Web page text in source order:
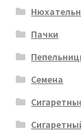
Пачки
Семена